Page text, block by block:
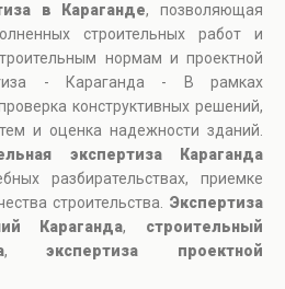
в Караганде, позволяющая
строительных работ и
нормам и проектной
- Караганда - В рамках
конструктивных решений,
и оценка надежности зданий.
экспертиза Караганда
разбирательствах, приемке
строительства. Экспертиза
Караганда, строительный
,экспертиза проектной